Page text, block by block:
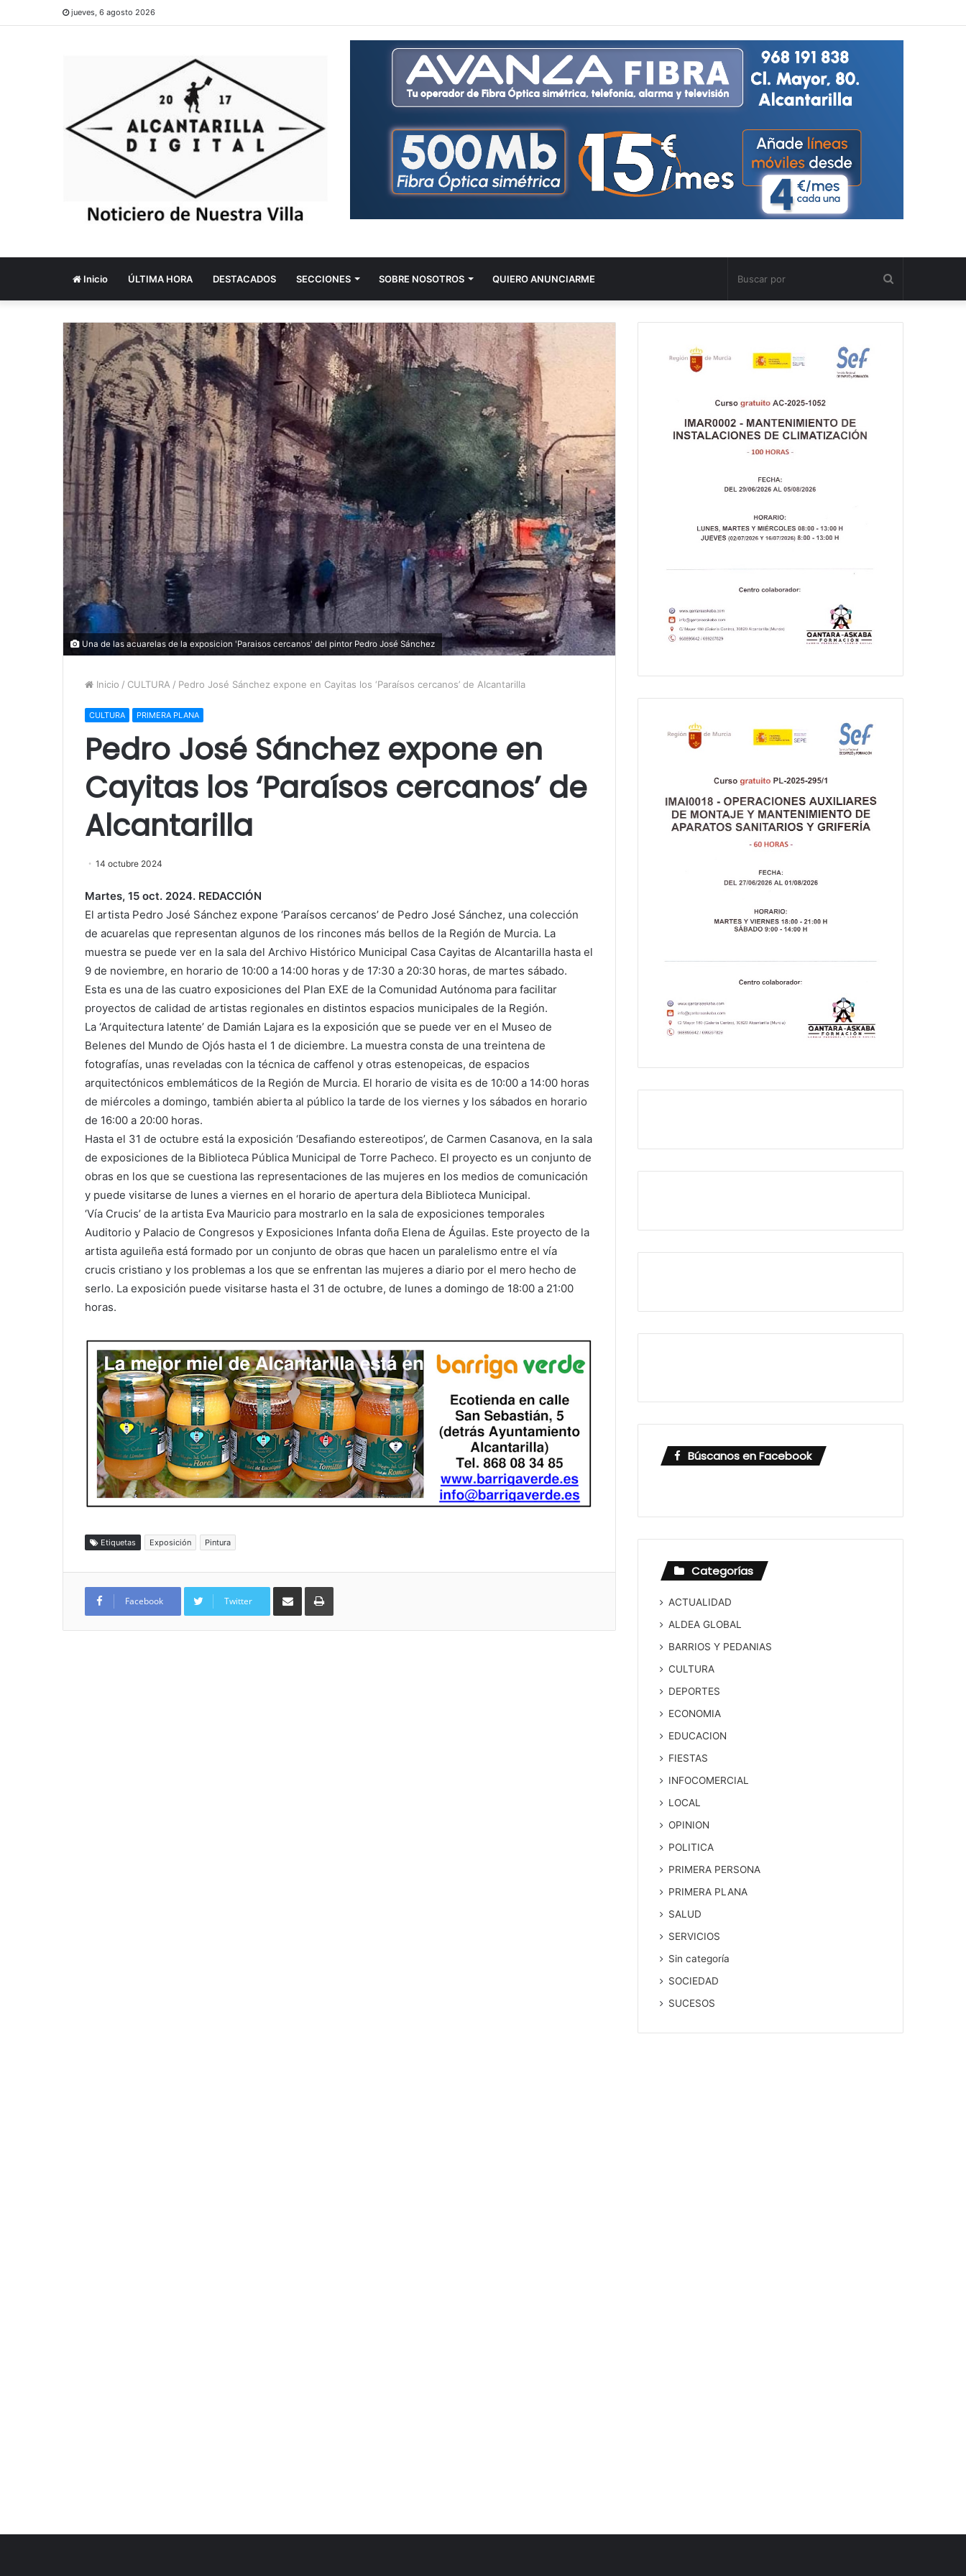
jueves, 6 agosto 2026
Inicio ÚLTIMA HORA DESTACADOS SECCIONES SOBRE NOSOTROS QUIERO ANUNCIARME
por
Una de las acuarelas de la exposicion 'Paraisos cercanos' del pintor Pedro José Sánchez
Inicio / CULTURA / Pedro José Sánchez expone en Cayitas los ‘Paraísos cercanos’ de Alcantarilla
CULTURA PRIMERA PLANA
Pedro José Sánchez expone en
Cayitas los ‘Paraísos cercanos’ de
Alcantarilla
14 octubre 2024
Martes, 15 oct. 2024. REDACCIÓN
El artista Pedro José Sánchez expone ‘Paraísos cercanos’ de Pedro José Sánchez, una colección
de acuarelas que representan algunos de los rincones más bellos de la Región de Murcia. La
muestra se puede ver en la sala del Archivo Histórico Municipal Casa Cayitas de Alcantarilla hasta el
9 de noviembre, en horario de 10:00 a 14:00 horas y de 17:30 a 20:30 horas, de martes sábado.
Esta es una de las cuatro exposiciones del Plan EXE de la Comunidad Autónoma para facilitar
proyectos de calidad de artistas regionales en distintos espacios municipales de la Región.
La ‘Arquitectura latente’ de Damián Lajara es la exposición que se puede ver en el Museo de
Belenes del Mundo de Ojós hasta el 1 de diciembre. La muestra consta de una treintena de
fotografías, unas reveladas con la técnica de caffenol y otras estenopeicas, de espacios
arquitectónicos emblemáticos de la Región de Murcia. El horario de visita es de 10:00 a 14:00 horas
de miércoles a domingo, también abierta al público la tarde de los viernes y los sábados en horario
de 16:00 a 20:00 horas.
Hasta el 31 de octubre está la exposición ‘Desafiando estereotipos’, de Carmen Casanova, en la sala
de exposiciones de la Biblioteca Pública Municipal de Torre Pacheco. El proyecto es un conjunto de
obras en los que se cuestiona las representaciones de las mujeres en los medios de comunicación
y puede visitarse de lunes a viernes en el horario de apertura dela Biblioteca Municipal.
‘Vía Crucis’ de la artista Eva Mauricio para mostrarlo en la sala de exposiciones temporales
Auditorio y Palacio de Congresos y Exposiciones Infanta doña Elena de Águilas. Este proyecto de la
artista aguileña está formado por un conjunto de obras que hacen un paralelismo entre el vía
crucis cristiano y los problemas a los que se enfrentan las mujeres a diario por el mero hecho de
serlo. La exposición puede visitarse hasta el 31 de octubre, de lunes a domingo de 18:00 a 21:00
horas.
Etiquetas Exposición Pintura
Facebook Twitter
Compartir por correo electrónicoImprimir
Búscanos en Facebook
Categorías
ACTUALIDAD
ALDEA GLOBAL
BARRIOS Y PEDANIAS
CULTURA
DEPORTES
ECONOMIA
EDUCACION
FIESTAS
INFOCOMERCIAL
LOCAL
OPINION
POLITICA
PRIMERA PERSONA
PRIMERA PLANA
SALUD
SERVICIOS
Sin categoría
SOCIEDAD
SUCESOS